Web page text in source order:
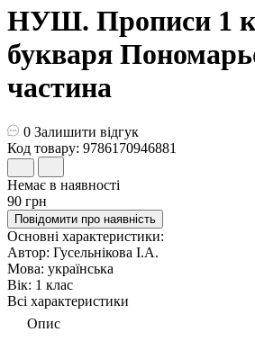
НУШ. Прописи 1
букваря
частина
0 Залишити відгук
Код товару: 9786170946881
Немає в наявності
90 грн
Повідомити про наявність
Основні характеристики:
Автор: Гусельнікова І.А.
Мова: українська
Вік: 1 клас
Всі характеристики
Опис